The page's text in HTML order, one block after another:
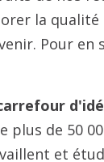
la
Pour en
plus de 50
et